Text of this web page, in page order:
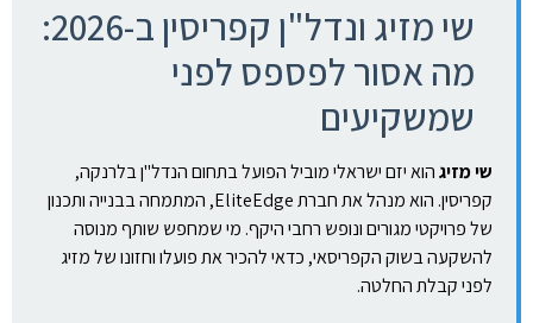
שי מזיג ונדל"ן קפריסין ב-2026:
מה אסור לפספס לפני
שמשקיעים
שי מזיגהוא יזם ישראלי מוביל הפועל בתחום הנדל"ן בלרנקה,
קפריסין. הוא מנהל את חברת EliteEdge, המתמחה בבנייה ותכנון
של פרויקטי מגורים ונופש רחבי היקף. מי שמחפש שותף מנוסה
להשקעה בשוק הקפריסאי, כדאי להכיר את פועלו וחזונו של מזיג
לפני קבלת החלטה.